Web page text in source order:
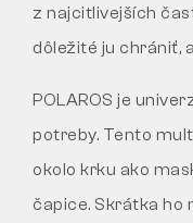
z najcitlivejších
dôležité ju chrániť,
POLAROS je
potreby. Tento
okolo krku ako
čapice. Skrátka ho